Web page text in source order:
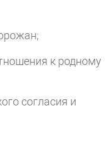
к родному
согласия и